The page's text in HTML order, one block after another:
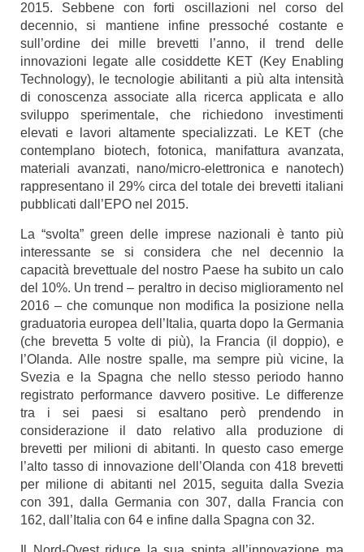
2015. Sebbene con forti oscillazioni nel corso del
decennio, si mantiene infine pressoché costante e
sull’ordine dei mille brevetti l’anno, il trend delle
innovazioni legate alle cosiddette KET (Key Enabling
Technology), le tecnologie abilitanti a più alta intensità
di conoscenza associate alla ricerca applicata e allo
sviluppo sperimentale, che richiedono investimenti
elevati e lavori altamente specializzati. Le KET (che
contemplano biotech, fotonica, manifattura avanzata,
materiali avanzati, nano/micro-elettronica e nanotech)
rappresentano il 29% circa del totale dei brevetti italiani
pubblicati dall’EPO nel 2015.
La “svolta” green delle imprese nazionali è tanto più
interessante se si considera che nel decennio la
capacità brevettuale del nostro Paese ha subito un calo
del 10%. Un trend – peraltro in deciso miglioramento nel
2016 – che comunque non modifica la posizione nella
graduatoria europea dell’Italia, quarta dopo la Germania
(che brevetta 5 volte di più), la Francia (il doppio), e
l’Olanda. Alle nostre spalle, ma sempre più vicine, la
Svezia e la Spagna che nello stesso periodo hanno
registrato performance davvero positive.
Le differenze
tra i sei paesi si esaltano però prendendo in
considerazione il dato relativo alla produzione di
brevetti per milioni di abitanti. In questo caso emerge
l’alto tasso di innovazione dell’Olanda con 418 brevetti
per milione di abitanti nel 2015, seguita dalla Svezia
con 391, dalla Germania con 307, dalla Francia con
162, dall’Italia con 64 e infine dalla Spagna con 32.